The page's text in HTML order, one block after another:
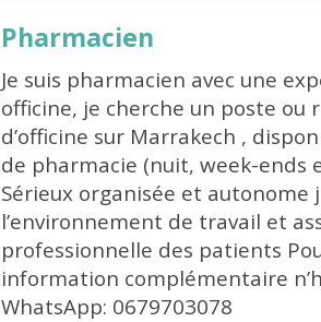
Pharmacien
Je suis pharmacien avec une
officine, je cherche un poste
d’officine sur Marrakech ,
de pharmacie (nuit, week-ends
Sérieux organisée et autonome
l’environnement de travail et
professionnelle des patients
information complémentaire
WhatsApp: 0679703078